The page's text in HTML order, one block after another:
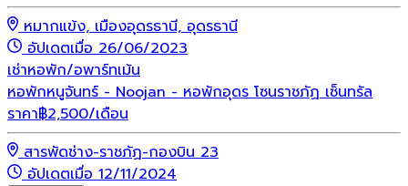
หมากแข้ง, เมืองอุดรธานี, อุดรธานี
อัปเดตเมื่อ 26/06/2023
เช่าหอพัก/อพาร์ทเม้น
หอพักหนูจันทร์ - Noojan - หอพักอุดร โซนราชภัฏ เซ็นทรัล
ราคา฿2,500/เดือน
สารพัดช่าง-ราชภัฏ-กองบิน 23
อัปเดตเมื่อ 12/11/2024